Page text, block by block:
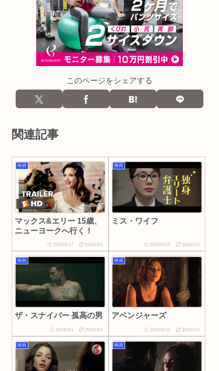
このページをシェアする
関連記事
映画
マックス&エリー 15歳、
ニューヨークへ行く！
2025/6/17 2026/2/3
映画
ミス・ワイフ
2025/6/15 2026/2/3
映画
ザ・スナイパー 孤高の男
2024/9/3 2026/2/3
映画
アベンジャーズ
2025/8/18 2026/2/3
映画 映画